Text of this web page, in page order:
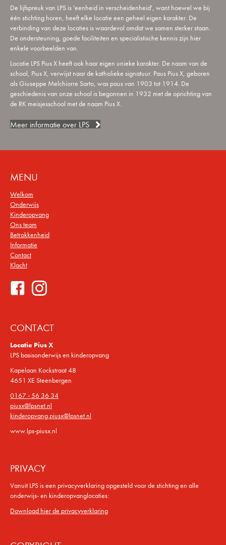
De lijfspreuk van LPS is 'eenheid in verscheidenheid', want hoewel we bij
één stichting horen, heeft elke locatie een geheel eigen karakter. De
verbinding van deze locaties is waardevol omdat we samen sterker staan.
De ondersteuning, goede faciliteiten en specialistische kennis zijn hier
enkele voorbeelden van.
Locatie LPS Pius X heeft ook haar eigen unieke karakter. De naam van de
school, Pius X, verwijst naar de katholieke signatuur. Paus Pius X, geboren
als Giuseppe Melchiorre Sarto, was paus van 1903 tot 1914. De
geschiedenis van onze school is begonnen in 1932 met de oprichting van
de RK meisjesschool met de naam Pius X.
Meer informatie over LPS
MENU
Welkom
Onderwijs
Kinderopvang
Ons team
Betrokkenheid
Informatie
Contact
Klacht
CONTACT
Locatie Pius X
LPS basisonderwijs en kinderopvang
Kapelaan Kockstraat 48
4651 XE Steenbergen
0167 - 56 36 34
piusx@lpsnet.nl
kinderopvang.piusx@lpsnet.nl
www.lps-piusx.nl
PRIVACY
Vanuit LPS is een privacyverklaring opgesteld voor de stichting en alle
onderwijs- en kinderopvanglocaties:
Download hier de privacyverklaring